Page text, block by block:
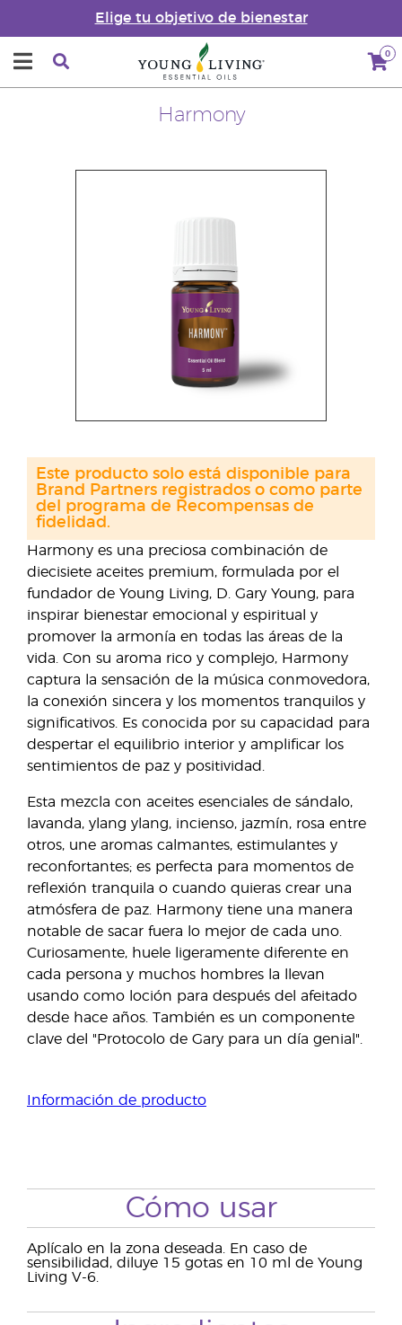
Elige tu objetivo de bienestar
0
Harmony
Harmony es una preciosa combinación de
diecisiete aceites premium, formulada por el
fundador de Young Living, D. Gary Young, para
inspirar bienestar emocional y espiritual y
promover la armonía en todas las áreas de la
vida. Con su aroma rico y complejo, Harmony
captura la sensación de la música conmovedora,
la conexión sincera y los momentos tranquilos y
significativos. Es conocida por su capacidad para
despertar el equilibrio interior y amplificar los
sentimientos de paz y positividad.
Esta mezcla con aceites esenciales de sándalo,
lavanda, ylang ylang, incienso, jazmín, rosa entre
otros, une aromas calmantes, estimulantes y
reconfortantes; es perfecta para momentos de
reflexión tranquila o cuando quieras crear una
atmósfera de paz. Harmony tiene una manera
notable de sacar fuera lo mejor de cada uno.
Curiosamente, huele ligeramente diferente en
cada persona y muchos hombres la llevan
usando como loción para después del afeitado
desde hace años. También es un componente
clave del "Protocolo de Gary para un día genial".
Información de producto
Este producto solo está disponible para
Brand Partners registrados o como parte
del programa de Recompensas de
fidelidad.
Cómo usar
Aplícalo en la zona deseada. En caso de
sensibilidad, diluye 15 gotas en 10 ml de Young
Living V-6.